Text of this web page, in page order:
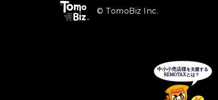
© TomoBiz Inc.